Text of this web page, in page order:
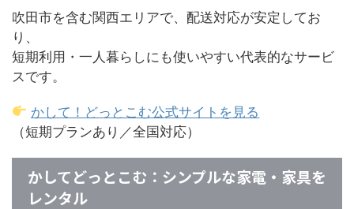
吹田市を含む関西エリアで、配送対応が安定してお
り、
短期利用・一人暮らしにも使いやすい代表的なサービ
スです。
かして！どっとこむ公式サイトを見る
（短期プランあり／全国対応）
かしてどっとこむ：シンプルな家電・家具を
レンタル